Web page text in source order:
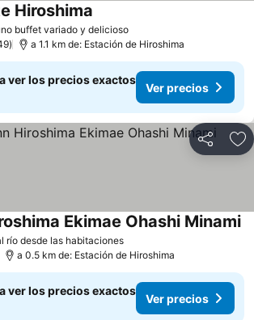
buffet variado y deliciosoVer precios
Hiroshima
a 1.1 km de: Estación de Hiroshima
ver los precios exactos
Ver precios
Compartir
río desde las habitacionesVer precios
Ekimae Ohashi Minami
a 0.5 km de: Estación de Hiroshima
ver los precios exactos
Ver precios